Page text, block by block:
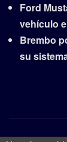
Ford
vehículo
Brembo
su